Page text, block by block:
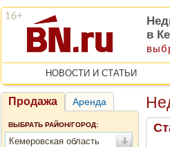
в
НОВОСТИ И СТАТЬИ
Продажа Аренда
ВЫБРАТЬ РАЙОН/ГОРОД:
Кемеровская область